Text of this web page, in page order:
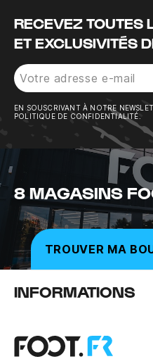
RECEVEZ TOUTES
ET EXCLUSIVITÉS
EN SOUSCRIVANT À NOTRE
POLITIQUE DE CONFIDENTIALITÉ.
8 MAGASINS
TROUVER MA
INFORMATIONS